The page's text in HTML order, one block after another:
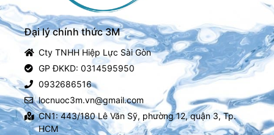
Đại lý chính thức 3M
Cty TNHH Hiệp Lực Sài Gòn
GP ĐKKD: 0314595950
0932686516
locnuoc3m.vn@gmail.com
CN1: 443/180 Lê Văn Sỹ, phường 12, quận 3, Tp.
HCM